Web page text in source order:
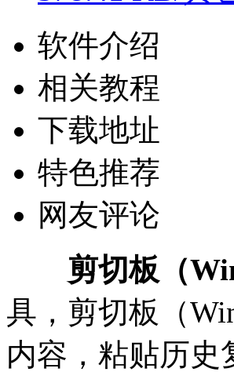
软件介绍
相关教程
下载地址
特色推荐
网友评论
剪切板（
具，剪切板（
内容，粘贴历史